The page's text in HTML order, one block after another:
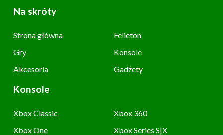
Na skróty
Strona główna
Felieton
Gry
Konsole
Akcesoria
Gadżety
Konsole
Xbox Classic
Xbox 360
Xbox One
Xbox Series S|X